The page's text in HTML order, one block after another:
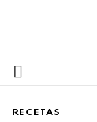
Menu
RECETAS